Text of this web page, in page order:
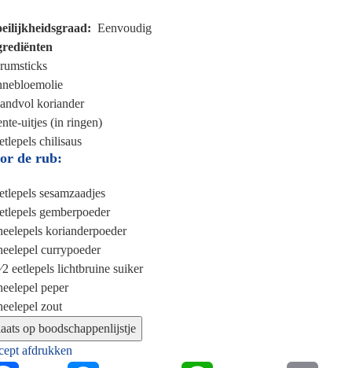
Eenvoudig
koriander
uitjes (in ringen)
chilisaus
de rub:
sesamzaadjes
gemberpoeder
korianderpoeder
currypoeder
eetlepels lichtbruine suiker
peper
zout
afdrukken